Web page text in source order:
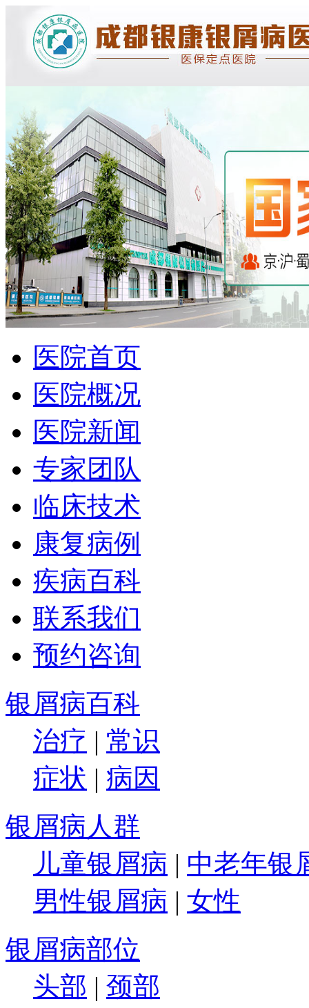
医院首页
医院概况
医院新闻
专家团队
临床技术
康复病例
疾病百科
联系我们
预约咨询
银屑病百科
治疗 | 常识
症状 | 病因
银屑病人群
儿童银屑病 | 中老年银
男性银屑病 | 女性
银屑病部位
头部 | 颈部